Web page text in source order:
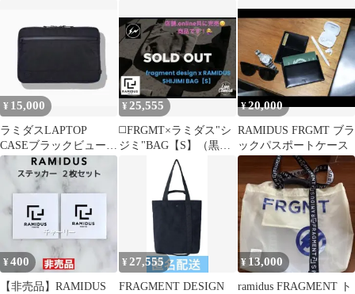
¥ 15,000
ラミダスLAPTOP
CASEブラックビューテ
ィーbyフラグメント ポ
ーター
¥ 25,555
◻️FRGMT×ラミダス"シ
ジミ"BAG【S】（黒）
新品未開封‼︎ /即完売商
¥20,000
RAMIDUS FRGMT ブラ
ックパスポートケース
¥400
【非売品】RAMIDUS
¥ 27,555
FRAGMENT DESIGN
¥ 13,000
ramidus FRAGMENT ト